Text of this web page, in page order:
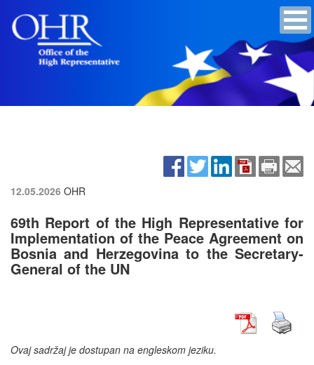
12.05.2026 OHR
69th Report of the High Representative for
Implementation of the Peace Agreement on
Bosnia and Herzegovina to the Secretary-
General of the UN
Ovaj sadržaj je dostupan na engleskom jeziku.